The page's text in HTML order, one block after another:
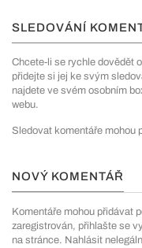
SLEDOVÁNÍ
Chcete-li se rychle dovědět
přidejte si jej ke svým
najdete ve svém osobním
webu.
Sledovat komentáře mohou
NOVÝ KOMENTÁŘ
Komentáře mohou přidávat
zaregistrován, přihlašte se
na stránce. Nahlásit